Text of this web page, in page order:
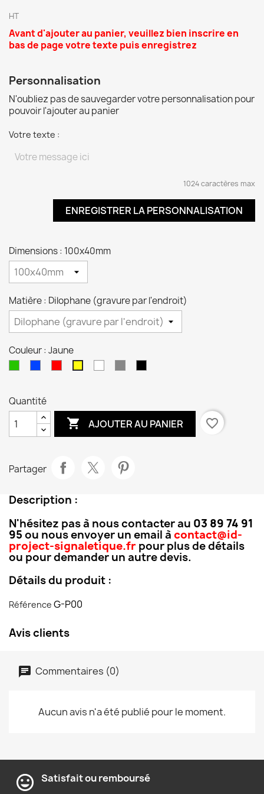
HT
Avant d'ajouter au panier, veuillez bien inscrire en
bas de page votre texte puis enregistrez
Personnalisation
N'oubliez pas de sauvegarder votre personnalisation pour
pouvoir l'ajouter au panier
Votre texte :
1024 caractères max
ENREGISTRER LA PERSONNALISATION
Dimensions : 100x40mm
Matière : Dilophane (gravure par l'endroit)
Couleur : Jaune
Quantité
 AJOUTER AU PANIER favorite_border
Partager
Description :
N'hésitez pas à nous contacter au 03 89 74 91
95 ou nous envoyer un email à contact@id-
project-signaletique.fr pour plus de détails
ou pour demander un autre devis.
Détails du produit :
Référence G-P00
Avis clients
Commentaires (0)
Aucun avis n'a été publié pour le moment.
Satisfait ou remboursé